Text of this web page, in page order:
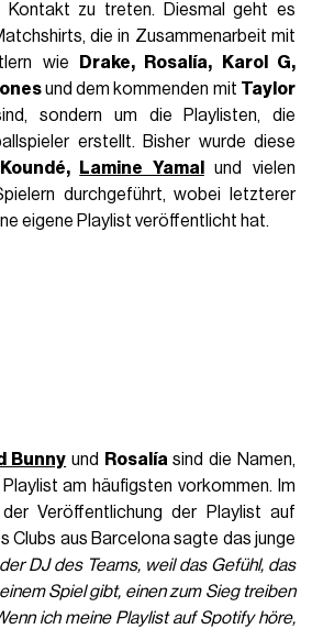
Kontakt zu treten. Diesmal geht es
die in Zusammenarbeit mit
wie
Drake, Rosalía, Karol G,
und dem kommenden mit Taylor
sondern um die Playlisten, die
erstellt. Bisher wurde diese
Lamine Yamal
und vielen
durchgeführt, wobei letzterer
eigene Playlist veröffentlicht hat.
Bunny und Rosalía sind die Namen,
am häufigsten vorkommen. Im
Veröffentlichung der Playlist auf
Clubs aus Barcelona sagte das junge
DJ des Teams, weil das Gefühl, das
Spiel gibt, einen zum Sieg treiben
ich meine Playlist auf Spotify höre,